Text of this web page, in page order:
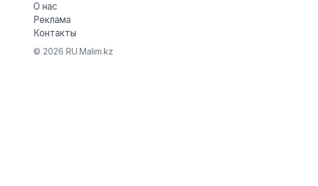
О нас
Реклама
Контакты
© 2026 RU.Malim.kz